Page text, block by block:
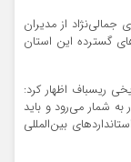
جمالی‌نژاد از مدیران
گسترده این استان
ریسباف اظهار کرد:
شمار می‌رود و باید
بین‌المللی